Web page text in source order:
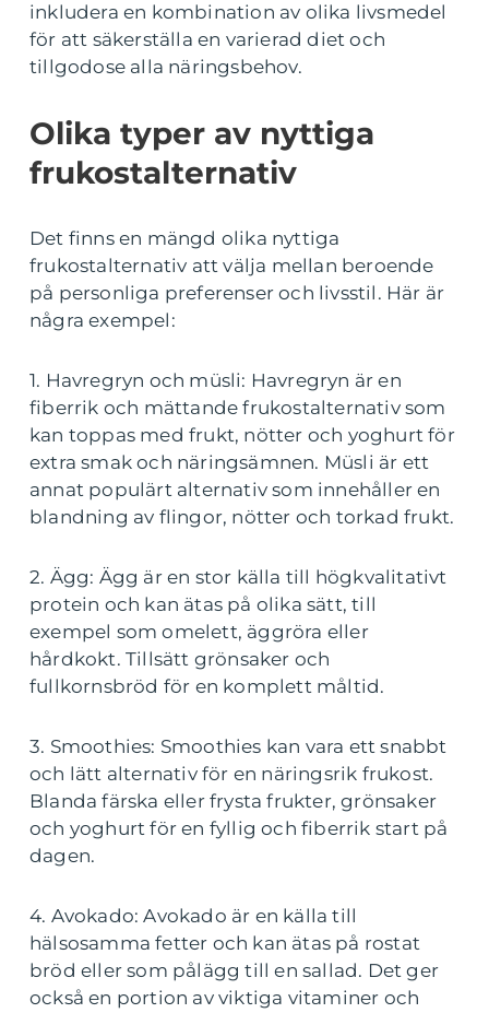
inkludera en kombination av olika livsmedel
för att säkerställa en varierad diet och
tillgodose alla näringsbehov.
Olika typer av nyttiga
frukostalternativ
Det finns en mängd olika nyttiga
frukostalternativ att välja mellan beroende
på personliga preferenser och livsstil. Här är
några exempel:
1. Havregryn och müsli: Havregryn är en
fiberrik och mättande frukostalternativ som
kan toppas med frukt, nötter och yoghurt för
extra smak och näringsämnen. Müsli är ett
annat populärt alternativ som innehåller en
blandning av flingor, nötter och torkad frukt.
2. Ägg: Ägg är en stor källa till högkvalitativt
protein och kan ätas på olika sätt, till
exempel som omelett, äggröra eller
hårdkokt. Tillsätt grönsaker och
fullkornsbröd för en komplett måltid.
3. Smoothies: Smoothies kan vara ett snabbt
och lätt alternativ för en näringsrik frukost.
Blanda färska eller frysta frukter, grönsaker
och yoghurt för en fyllig och fiberrik start på
dagen.
4. Avokado: Avokado är en källa till
hälsosamma fetter och kan ätas på rostat
bröd eller som pålägg till en sallad. Det ger
också en portion av viktiga vitaminer och